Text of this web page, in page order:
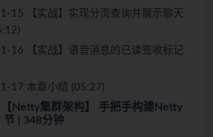
15 【实战】实现分页查询并展示聊天
16 【实战】语音消息的已读签收标记
17 本章小结 (05:27)
Netty集群架构】 手把手构建Netty
节 | 348分钟